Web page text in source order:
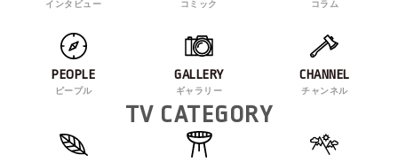
インタビュー コミック コラム
PEOPLE
ピープル
GALLERY
ギャラリー
CHANNEL
チャンネル
TV CATEGORY